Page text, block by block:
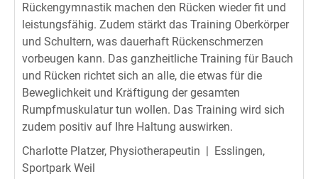
Rückengymnastik machen den Rücken wieder fit und
leistungsfähig. Zudem stärkt das Training Oberkörper
und Schultern, was dauerhaft Rückenschmerzen
vorbeugen kann. Das ganzheitliche Training für Bauch
und Rücken richtet sich an alle, die etwas für die
Beweglichkeit und Kräftigung der gesamten
Rumpfmuskulatur tun wollen. Das Training wird sich
zudem positiv auf Ihre Haltung auswirken.
Charlotte Platzer, Physiotherapeutin | Esslingen,
Sportpark Weil